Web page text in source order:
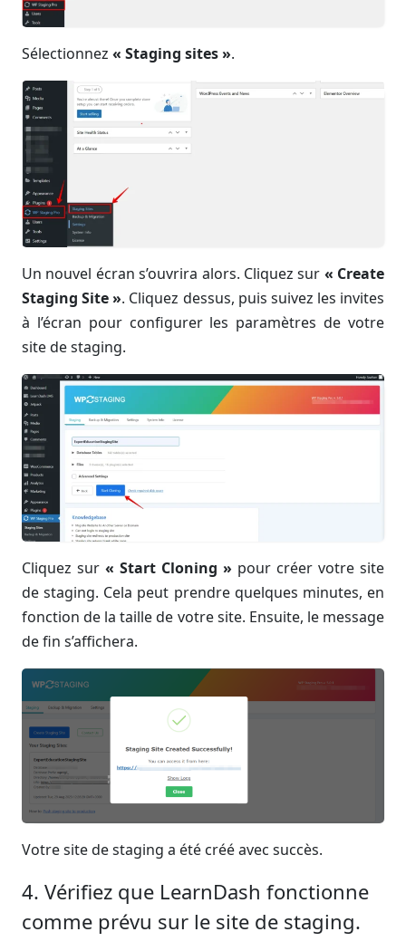
Sélectionnez « Staging sites ».
Un nouvel écran s’ouvrira alors. Cliquez sur « Create
Staging Site ». Cliquez dessus, puis suivez les invites
à l’écran pour configurer les paramètres de votre
site de staging.
Cliquez sur « Start Cloning » pour créer votre site
de staging. Cela peut prendre quelques minutes, en
fonction de la taille de votre site. Ensuite, le message
de fin s’affichera.
Votre site de staging a été créé avec succès.
4. Vérifiez que LearnDash fonctionne
comme prévu sur le site de staging.